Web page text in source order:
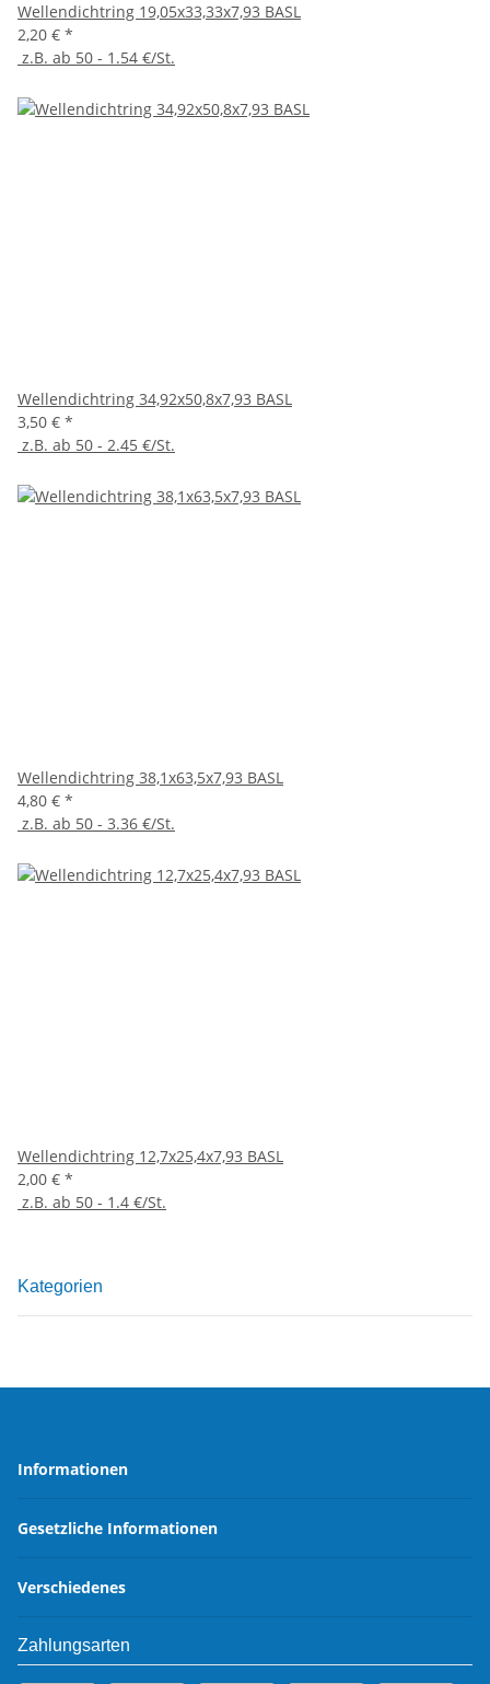
Wellendichtring 19,05x33,33x7,93 BASL
2,20 € *
z.B. ab 50 - 1.54 €/St.
Wellendichtring 34,92x50,8x7,93 BASL
3,50 € *
z.B. ab 50 - 2.45 €/St.
Wellendichtring 38,1x63,5x7,93 BASL
4,80 € *
z.B. ab 50 - 3.36 €/St.
Wellendichtring 12,7x25,4x7,93 BASL
2,00 € *
z.B. ab 50 - 1.4 €/St.
Kategorien
Informationen
Gesetzliche Informationen
Verschiedenes
Zahlungsarten